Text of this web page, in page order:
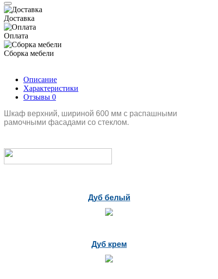
Доставка
Оплата
Сборка мебели
Описание
Характеристики
Отзывы 0
Шкаф верхний, шириной 600 мм с распашными
рамочными фасадами со стеклом.
Дуб белый
Дуб крем